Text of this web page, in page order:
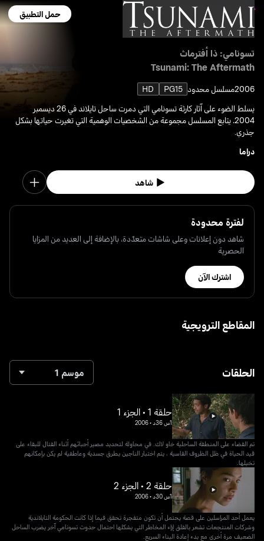
حمل التطبيق
تسونامي: ذا أفترماث
Tsunami: The Aftermath
2006مسلسل محدود PG15
HD
يسلط الضوء على آثار كارثة تسونامي التي دمرت ساحل تايلاند في 26 ديسمبر
2004. يتابع المسلسل مجموعة من الشخصيات الوهمية التي تغيرت حياتها بشكل
جذري.
دراما
شاهد
لفترة محدودة
شاهد دون إعلانات وعلى شاشات متعدّدة، بالإضافة إلى العديد من المزايا
الحصرية
اشترك الآن
المقاطع الترويجية
الحلقات موسم 1
حلقة 1 • الجزء 1
1س 36د •
2006
تم القضاء على المنطقة الساحلية خاو لاك. في محاولة لتحديد مصير أحبائهم أثناء القتال للبقاء على
قيد الحياة في ظل الظروف القاسية ، يتم اختبار الناجين بطرق جسدية وعاطفية لم يكن بإمكانهم
تخيلها.
حلقة 2 • الجزء 2
1س 30د •
2006
يعمل أحد المراسلين على قصة يحتمل أن تكون متفجرة تحقق فيما إذا كانت الحكومة التايلاندية
وشركات المنتجعات تشعر بالقلق إزاء المخاطر التي يشكلها احتمال حدوث تسونامي آخر يضرب الساحل
الضعيف مرة أخرى مع بدء إعادة البناء السريع.